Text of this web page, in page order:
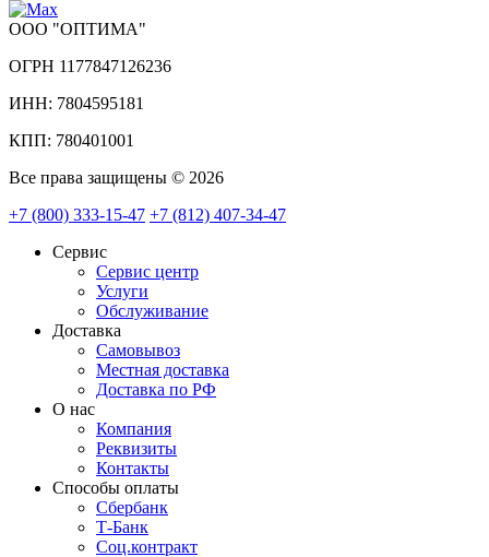
ООО "ОПТИМА"
ОГРН 1177847126236
ИНН: 7804595181
КПП: 780401001
Все права защищены © 2026
+7 (800) 333-15-47 +7 (812) 407-34-47
Сервис
Сервис центр
Услуги
Обслуживание
Доставка
Самовывоз
Местная доставка
Доставка по РФ
О нас
Компания
Реквизиты
Контакты
Cпособы оплаты
Сбербанк
Т-Банк
Соц.контракт